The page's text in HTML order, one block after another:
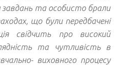
та особисто брали
що були передбачені
свідчить про високий
та чутливість в
виховного процесу